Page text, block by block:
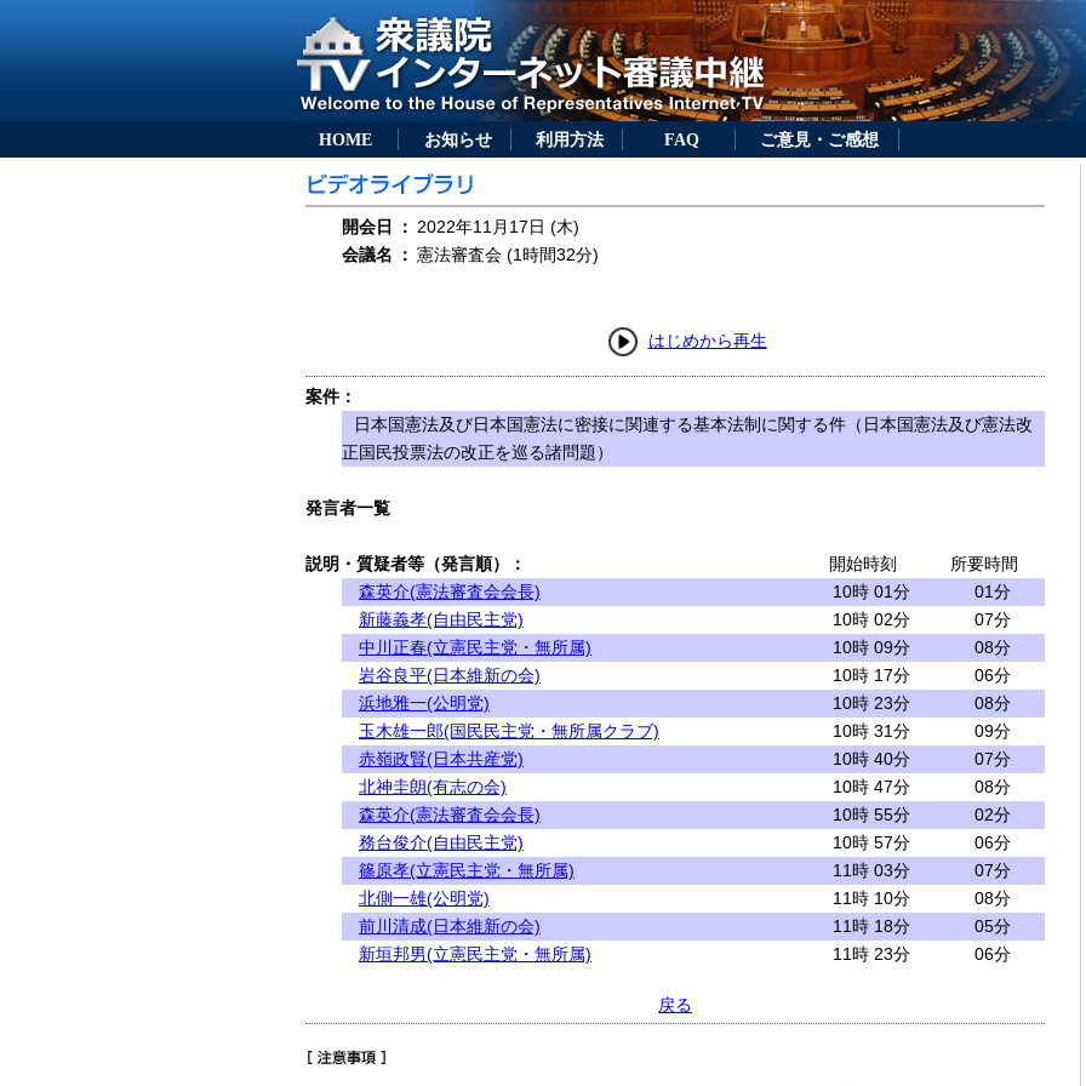
HOME お知らせ 利用方法 FAQ ご意見・ご感想
開会日 ： 2022年11月17日 (木)
会議名
： 憲法審査会 (1時間32分)
はじめから再生
案件：
日本国憲法及び日本国憲法に密接に関連する基本法制に関する件（日本国憲法及び憲法改
正国民投票法の改正を巡る諸問題）
発言者一覧
説明・質疑者等（発言順）： 開始時刻
所要時間
森英介(憲法審査会会長)
10時 01分
01分
新藤義孝(自由民主党)
10時 02分
07分
中川正春(立憲民主党・無所属)
10時 09分
08分
岩谷良平(日本維新の会)
10時 17分
06分
浜地雅一(公明党)
10時 23分
08分
玉木雄一郎(国民民主党・無所属クラブ)
10時 31分
09分
赤嶺政賢(日本共産党)
10時 40分
07分
北神圭朗(有志の会)
10時 47分
08分
森英介(憲法審査会会長)
10時 55分
02分
務台俊介(自由民主党)
10時 57分
06分
篠原孝(立憲民主党・無所属)
11時 03分
07分
北側一雄(公明党)
11時 10分
08分
前川清成(日本維新の会)
11時 18分
05分
新垣邦男(立憲民主党・無所属)
11時 23分 06分
戻る